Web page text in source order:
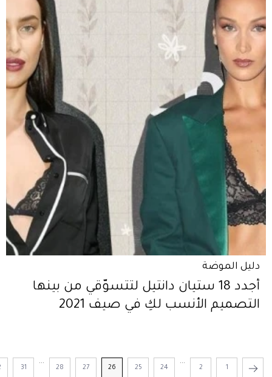
دليل الموضة
أجدد 18 ستيان دانتيل لتتسوّقي من بينها
التصميم الأنسب لكِ في صيف 2021
1
2
...
24
25
26
27
28
...
31